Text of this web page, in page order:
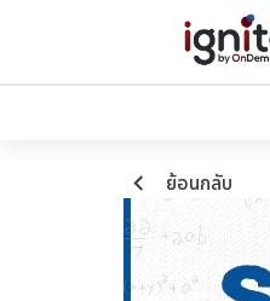
keyboard_arrow_left ย้อนกลับ